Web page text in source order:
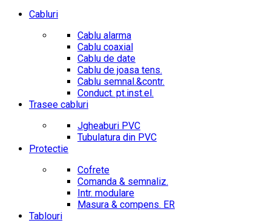
Cabluri
Cablu alarma
Cablu coaxial
Cablu de date
Cablu de joasa tens.
Cablu semnal.&contr.
Conduct. pt.inst.el.
Trasee cabluri
Jgheaburi PVC
Tubulatura din PVC
Protectie
Cofrete
Comanda & semnaliz.
Intr. modulare
Masura & compens. ER
Tablouri